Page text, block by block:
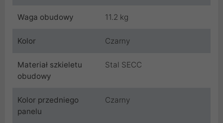
Waga obudowy 11.2 kg
Kolor Czarny
Materiał szkieletu
obudowy
Stal SECC
Kolor przedniego
panelu
Czarny